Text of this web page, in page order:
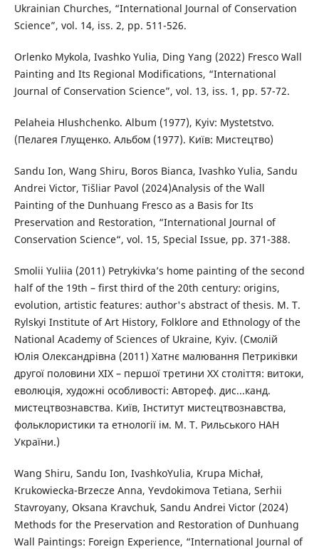
Ukrainian Churches, “International Journal of Conservation
Science”, vol. 14, iss. 2, pp. 511-526.
Orlenko Mykola, Ivashko Yulia, Ding Yang (2022) Fresco Wall
Painting and Its Regional Modifications, “International
Journal of Conservation Science”, vol. 13, iss. 1, pp. 57-72.
Pelaheia Hlushchenko. Album (1977), Kyiv: Mystetstvo.
(Пелагея Глущенко. Альбом (1977). Київ: Мистецтво)
Sandu Ion, Wang Shiru, Boros Bianca, Ivashko Yulia, Sandu
Andrei Victor, Tišliar Pavol (2024)Analysis of the Wall
Painting of the Dunhuang Fresco as a Basis for Its
Preservation and Restoration, “International Journal of
Conservation Science“, vol. 15, Special Issue, pp. 371-388.
Smolii Yuliia (2011) Petrykivka’s home painting of the second
half of the 19th – first third of the 20th century: origins,
evolution, artistic features: author's abstract of thesis. M. T.
Rylskyi Institute of Art History, Folklore and Ethnology of the
National Academy of Sciences of Ukraine, Kyiv. (Смолій
Юлія Олександрівна (2011) Хатнє малювання Петриківки
другої половини ХІХ – першої третини ХХ століття: витоки,
еволюція, художні особливості: Автореф. дис...канд.
мистецтвознавства. Київ, Інститут мистецтвознавства,
фольклористики та етнології ім. М. Т. Рильського НАН
України.)
Wang Shiru, Sandu Ion, IvashkoYulia, Krupa Michał,
Krukowiecka-Brzecze Anna, Yevdokimova Tetiana, Serhii
Stavroyany, Oksana Kravchuk, Sandu Andrei Victor (2024)
Methods for the Preservation and Restoration of Dunhuang
Wall Paintings: Foreign Experience, “International Journal of